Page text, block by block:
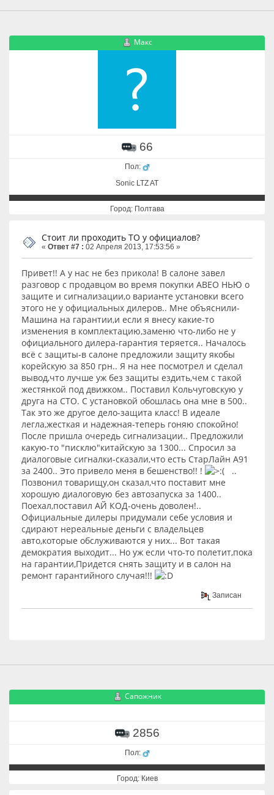
Макс
66
Пол:
Sonic LTZ AT
Город: Полтава
Стоит ли проходить ТО у официалов?
« Ответ #7 : 02 Апреля 2013, 17:53:56 »
Привет!! А у нас не без прикола! В салоне завел
разговор с продавцом во время покупки АВЕО НЬЮ о
защите и сигнализации,о варианте установки всего
этого не у официальных дилеров.. Мне объяснили-
Машина на гарантии,и если я внесу какие-то
изменения в комплектацию,заменю что-либо не у
официального дилера-гарантия теряется.. Началось
всё с защиты-в салоне предложили защиту якобы
корейскую за 850 грн.. Я на нее посмотрел и сделал
вывод,что лучше уж без защиты ездить,чем с такой
жестянкой под движком.. Поставил Кольчуговскую у
друга на СТО. С установкой обошлась она мне в 500..
Так это же другое дело-защита класс! В идеале
легла,жесткая и надежная-теперь гоняю спокойно!
После пришла очередь сигнализации.. Предложили
какую-то "писклю"китайскую за 1300... Спросил за
диалоговые сигналки-сказали,что есть СтарЛайн А91
за 2400.. Это привело меня в бешенство!! !
..
Позвонил товарищу,он сказал,что поставит мне
хорошую диалоговую без автозапуска за 1400..
Поехал,поставил АЙ КОД-очень доволен!..
Официальные дилеры придумали себе условия и
сдирают нереальные деньги с владельцев
авто,которые обслуживаются у них... Вот такая
демократия выходит... Но уж если что-то полетит,пока
на гарантии,Придется снять защиту и в салон на
ремонт гарантийного случая!!!
Записан
Сапожник
2856
Пол:
Город: Киев